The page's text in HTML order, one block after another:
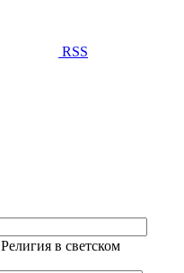
RSS
Религия в светском